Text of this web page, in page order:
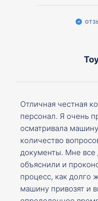
Отличная честная
персонал. Я очень
осматривала
количество
документы. Мне все
объяснили и
процесс, как долго
машину привозят и